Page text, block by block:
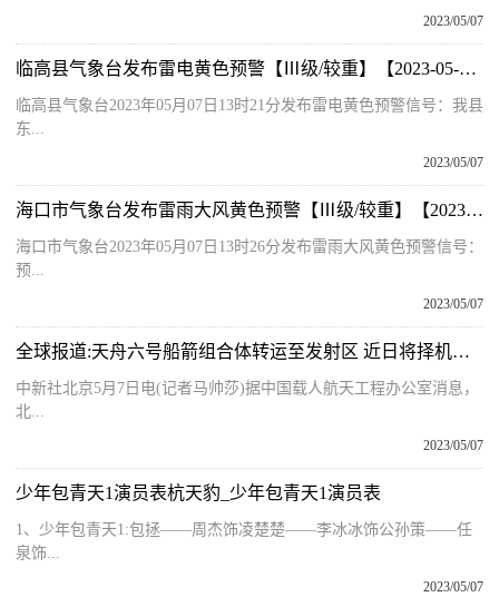
2023/05/07
临高县气象台发布雷电黄色预警【Ⅲ级/较重】【2023-05-07】
临高县气象台2023年05月07日13时21分发布雷电黄色预警信号：我县
东...
2023/05/07
海口市气象台发布雷雨大风黄色预警【Ⅲ级/较重】【2023-05-07】 全球新资讯
海口市气象台2023年05月07日13时26分发布雷雨大风黄色预警信号：
预...
2023/05/07
全球报道:天舟六号船箭组合体转运至发射区 近日将择机发射
中新社北京5月7日电(记者马帅莎)据中国载人航天工程办公室消息，
北...
2023/05/07
少年包青天1演员表杭天豹_少年包青天1演员表
1、少年包青天1:包拯——周杰饰凌楚楚——李冰冰饰公孙策——任
泉饰...
2023/05/07